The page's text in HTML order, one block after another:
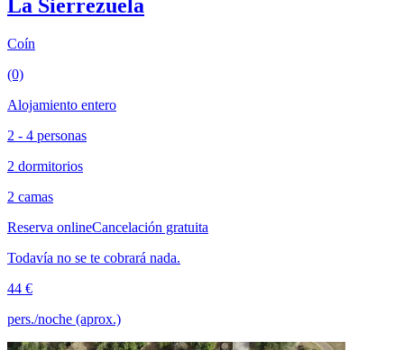
La Sierrezuela
Coín
(0)
Alojamiento entero
2 - 4 personas
2 dormitorios
2 camas
Reserva onlineCancelación gratuita
Todavía no se te cobrará nada.
44 €
pers./noche (aprox.)